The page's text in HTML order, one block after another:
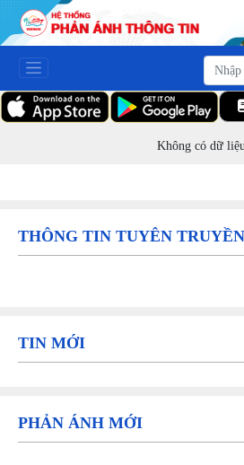
Không có dữ liệu
THÔNG TIN TUYÊN TRUYỀN
TIN MỚI
PHẢN ÁNH MỚI